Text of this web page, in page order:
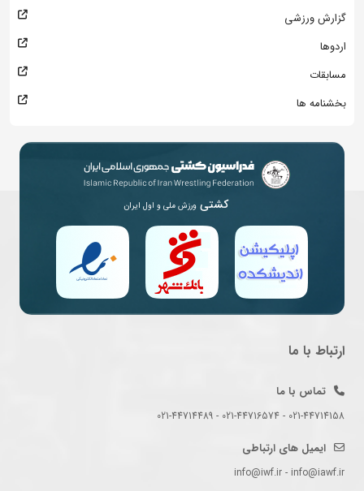
گزارش ورزشی
اردوها
مسابقات
بخشنامه ها
کشتی ورزش ملی و اول ایران
ارتباط با ما
تماس با ما
021-44714158 - 021-44716574 - 021-44714489
ایمیل های ارتباطی
info@iwf.ir - info@iawf.ir